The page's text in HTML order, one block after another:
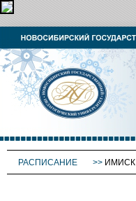
РАСПИСАНИЕ >> ИМИСК